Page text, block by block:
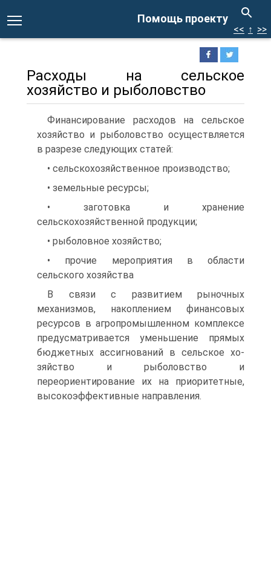
Помощь проекту
<< ↑ >>
Расходы на сельское
хозяйство и рыболовство
Финансирование расходов на сельское
хозяйство и рыболовство осуществляется
в разрезе следующих статей:
• сельскохозяйственное производство;
• земельные ресурсы;
• заготовка и хранение
сельскохозяйственной продукции;
• рыболовное хозяйство;
• прочие мероприятия в области
сельского хозяйства
В связи с развитием рыночных
механизмов, накоплением фи­нансовых
ресурсов в агропромышленном комплексе
предусматрива­ется уменьшение прямых
бюджетных ассигнований в сельское хо­
зяйство и рыболовство и
переориентирование их на приоритетные,
высокоэффективные направления.